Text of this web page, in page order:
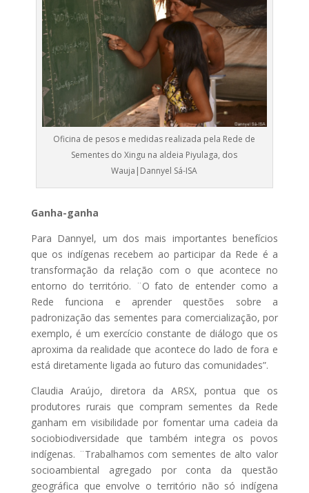
Oficina de pesos e medidas realizada pela Rede de
Sementes do Xingu na aldeia Piyulaga, dos
Wauja|Dannyel Sá-ISA
Ganha-ganha
Para Dannyel, um dos mais importantes benefícios
que os indígenas recebem ao participar da Rede é a
transformação da relação com o que acontece no
entorno do território. ¨O fato de entender como a
Rede funciona e aprender questões sobre a
padronização das sementes para comercialização, por
exemplo, é um exercício constante de diálogo que os
aproxima da realidade que acontece do lado de fora e
está diretamente ligada ao futuro das comunidades”.
Claudia Araújo, diretora da ARSX, pontua que os
produtores rurais que compram sementes da Rede
ganham em visibilidade por fomentar uma cadeia da
sociobiodiversidade que também integra os povos
indígenas. ¨Trabalhamos com sementes de alto valor
socioambiental agregado por conta da questão
geográfica que envolve o território não só indígena